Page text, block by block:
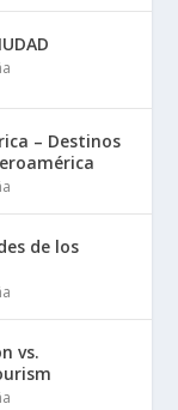
– Destinos
de los
vs.